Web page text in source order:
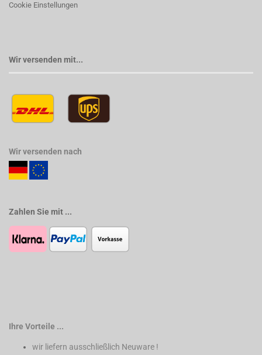
Cookie Einstellungen
Wir versenden mit...
Wir versenden nach
Zahlen Sie mit ...
Ihre Vorteile ...
wir liefern ausschließlich Neuware !